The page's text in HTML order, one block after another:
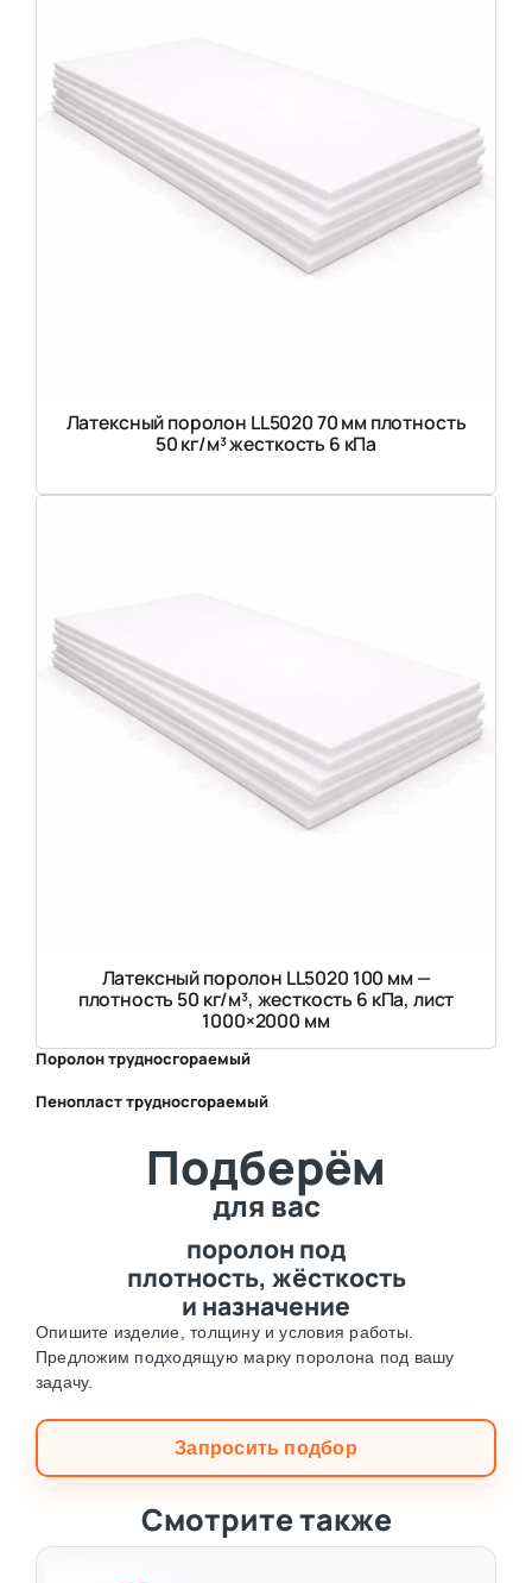
Латексный поролон LL5020 70 мм плотность
50 кг/м³ жесткость 6 кПа
Латексный поролон LL5020 100 мм —
плотность 50 кг/м³, жесткость 6 кПа, лист
1000×2000 мм
Поролон трудносгораемый
Пенопласт трудносгораемый
Подберём
для вас
поролон под
плотность, жёсткость
и назначение
Опишите изделие, толщину и условия работы.
Предложим подходящую марку поролона под вашу
задачу.
Запросить подбор
Смотрите также